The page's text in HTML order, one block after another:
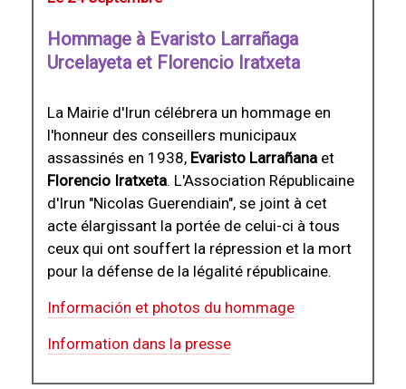
Hommage à Evaristo Larrañaga
Urcelayeta et Florencio Iratxeta
La Mairie d'Irun célébrera un hommage en
l'honneur des conseillers municipaux
assassinés en 1938, Evaristo Larrañana et
Florencio Iratxeta. L'Association Républicaine
d'Irun "Nicolas Guerendiain", se joint à cet
acte élargissant la portée de celui-ci à tous
ceux qui ont souffert la répression et la mort
pour la défense de la légalité républicaine.
Información et photos du hommage
Information dans la presse